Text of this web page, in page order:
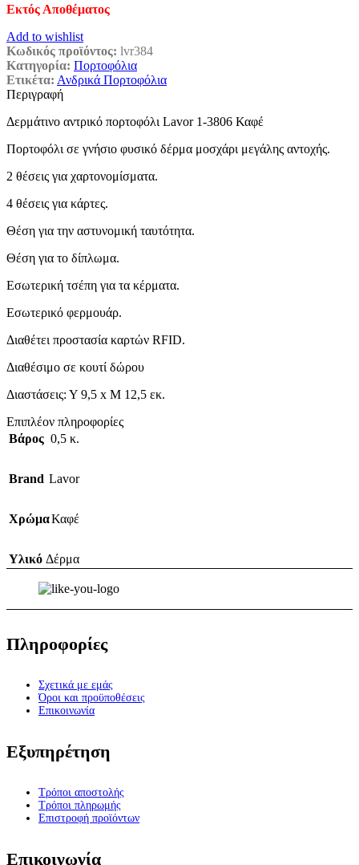
Εκτός Αποθέματος
Add to wishlist
Κωδικός προϊόντος: lvr384
Κατηγορία: Πορτοφόλια
Ετικέτα: Ανδρικά Πορτοφόλια
Περιγραφή
Δερμάτινο αντρικό πορτοφόλι Lavor 1-3806 Καφέ
Πορτοφόλι σε γνήσιο φυσικό δέρμα μοσχάρι μεγάλης αντοχής.
2 θέσεις για χαρτονομίσματα.
4 θέσεις για κάρτες.
Θέση για την αστυνομική ταυτότητα.
Θέση για το δίπλωμα.
Εσωτερική τσέπη για τα κέρματα.
Εσωτερικό φερμουάρ.
Διαθέτει προστασία καρτών RFID.
Διαθέσιμο σε κουτί δώρου
Διαστάσεις: Υ 9,5 x Μ 12,5 εκ.
Επιπλέον πληροφορίες
Βάρος 0,5 κ.
Brand Lavor
ΧρώμαΚαφέ
Υλικό Δέρμα
Πληροφορίες
Σχετικά με εμάς
Όροι και προϋποθέσεις
Επικοινωνία
Εξυπηρέτηση
Τρόποι αποστολής
Τρόποι πληρωμής
Επιστροφή προϊόντων
Επικοινωνία